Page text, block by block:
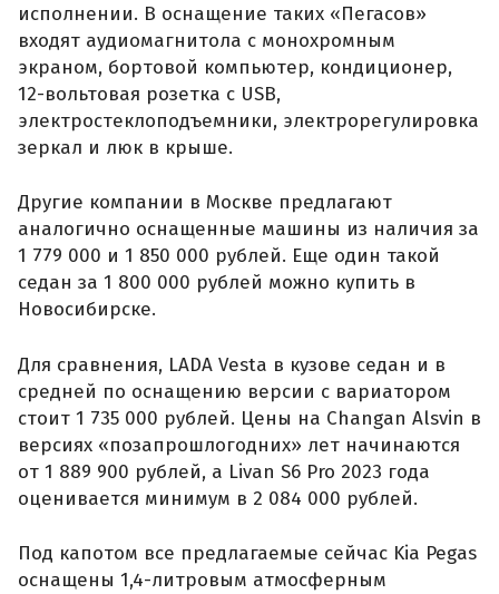
исполнении. В оснащение таких «Пегасов»
входят аудиомагнитола с монохромным
экраном, бортовой компьютер, кондиционер,
12-вольтовая розетка с USB,
электростеклоподъемники, электрорегулировка
зеркал и люк в крыше.
Другие компании в Москве предлагают
аналогично оснащенные машины из наличия за
1 779 000 и 1 850 000 рублей. Еще один такой
седан за 1 800 000 рублей можно купить в
Новосибирске.
Для сравнения, LADA Vesta в кузове седан и в
средней по оснащению версии с вариатором
стоит 1 735 000 рублей. Цены на Changan Alsvin в
версиях «позапрошлогодних» лет начинаются
от 1 889 900 рублей, а Livan S6 Pro 2023 года
оценивается минимум в 2 084 000 рублей.
Под капотом все предлагаемые сейчас Kia Pegas
оснащены 1,4-литровым атмосферным